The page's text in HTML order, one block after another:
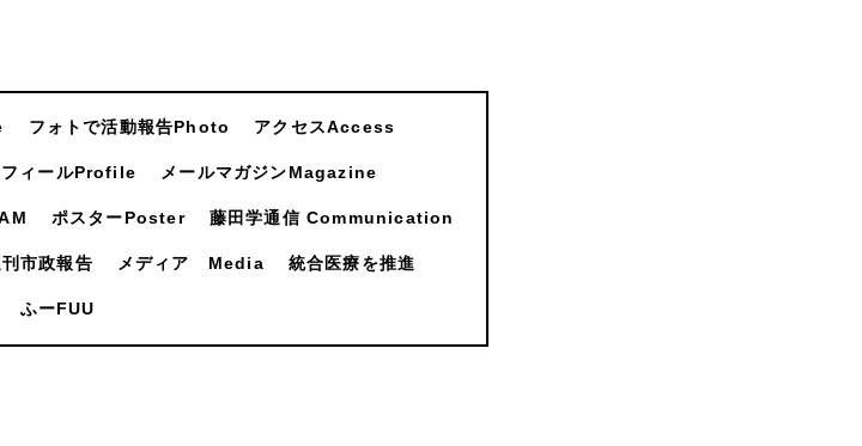
フォトで活動報告Photo アクセスAccess
フィールProfile メールマガジンMagazine
ポスターPoster 藤田学通信 Communication
市政報告 メディア Media 統合医療を推進
ふーFUU